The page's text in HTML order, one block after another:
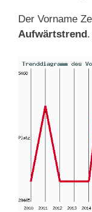
Der Vorname
Aufwärtstrend.